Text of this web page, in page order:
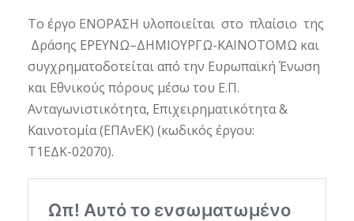
Το έργο ΕΝΟΡΑΣΗ υλοποιείται στο πλαίσιο της
Δράσης ΕΡΕΥΝΩ–ΔΗΜΙΟΥΡΓΩ-ΚΑΙΝΟΤΟΜΩ και
συγχρηματοδοτείται από την Ευρωπαϊκή Ένωση
και Εθνικούς πόρους μέσω του Ε.Π.
Ανταγωνιστικότητα, Επιχειρηματικότητα &
Καινοτομία (ΕΠΑνΕΚ) (κωδικός έργου:
Τ1ΕΔΚ-02070).